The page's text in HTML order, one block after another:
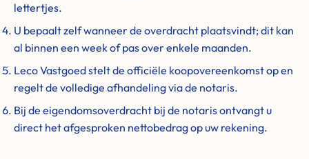
lettertjes.
U bepaalt zelf wanneer de overdracht plaatsvindt; dit kan
al binnen een week of pas over enkele maanden.
Leco Vastgoed stelt de officiële koopovereenkomst op en
regelt de volledige afhandeling via de notaris.
Bij de eigendomsoverdracht bij de notaris ontvangt u
direct het afgesproken nettobedrag op uw rekening.